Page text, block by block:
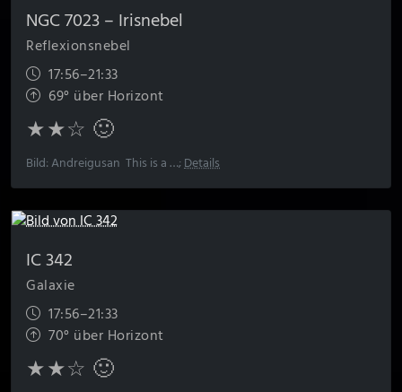
NGC 7023 – Iris­nebel
Reflexionsnebel
17:56–21:33
69° über Horizont
★★☆ 🙂
Bild: Andreigusan This is a …;Details
IC 342
Galaxie
17:56–21:33
70° über Horizont
★★☆ 🙂